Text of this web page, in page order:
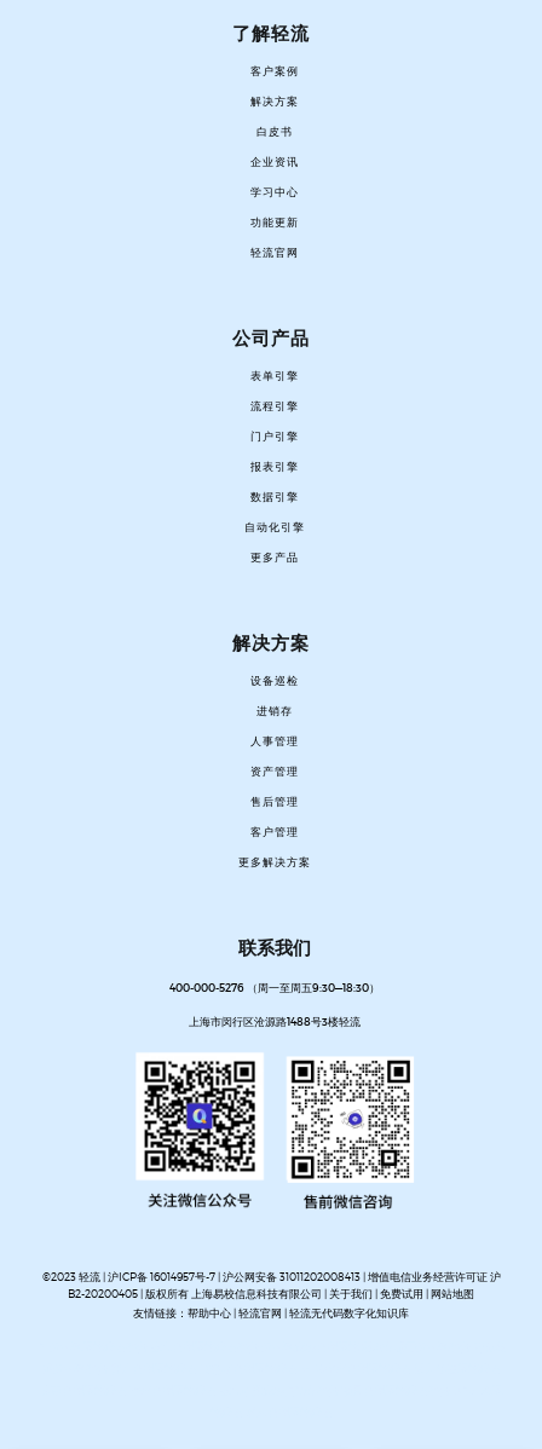
了解轻流
客户案例
解决方案
白皮书
企业资讯
学习中心
功能更新
轻流官网
公司产品
表单引擎
流程引擎
门户引擎
报表引擎
数据引擎
自动化引擎
更多产品
解决方案
设备巡检
进销存
人事管理
资产管理
售后管理
客户管理
更多解决方案
联系我们
400-000-5276 （周一至周五9:30—18:30）
上海市闵行区沧源路1488号3楼轻流
©2023 轻流 | 沪ICP备 16014957号-7| 沪公网安备 31011202008413 | 增值电信业务经营许可证 沪
B2-20200405 | 版权所有 上海易校信息科技有限公司 | 关于我们 免费试用
网站地图
友情链接： 帮助中心 轻流官网 轻流无代码数字化知识库